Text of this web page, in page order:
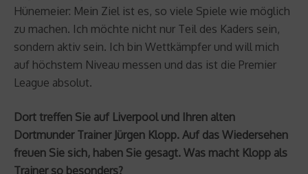
Hünemeier: Mein Ziel ist es, so viele Spiele wie möglich
zu machen. Ich möchte nicht nur Teil des Kaders sein,
sondern aktiv sein. Ich bin Wettkämpfer und will mich
auf höchstem Niveau messen und das ist die Premier
League absolut.
Dort treffen Sie auf Liverpool und Ihren alten
Dortmunder Trainer Jürgen Klopp. Auf das Wiedersehen
freuen Sie sich, haben Sie gesagt. Was macht Klopp als
Trainer so besonders?